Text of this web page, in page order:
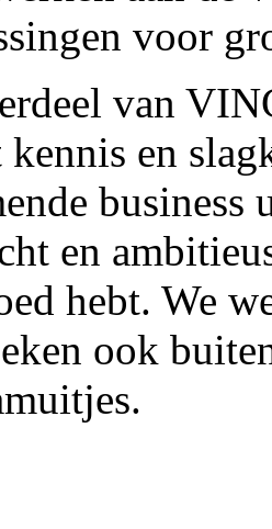
voor
van
en
business
en
hebt. We
ook